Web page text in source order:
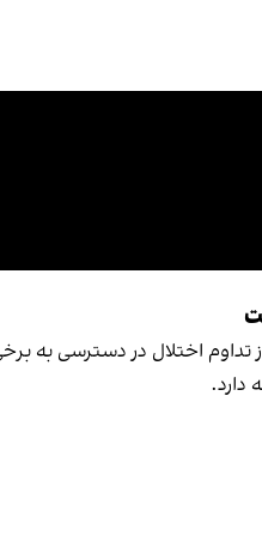
از تداوم اختلال در
دارد.